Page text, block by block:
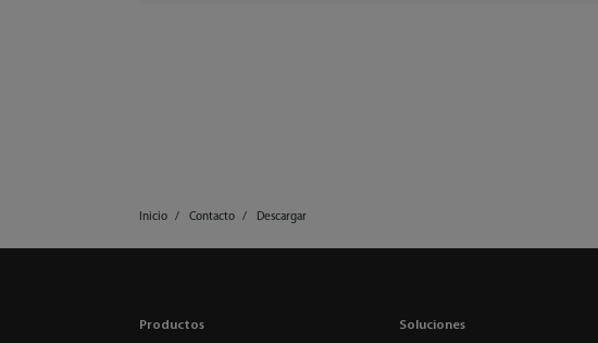
Inicio Contacto Descargar
Productos Soluciones